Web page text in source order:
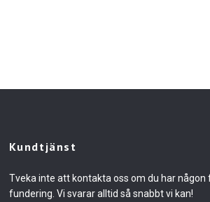
Kundtjänst
Tveka inte att kontakta oss om du har någon
fundering. Vi svarar alltid så snabbt vi kan!